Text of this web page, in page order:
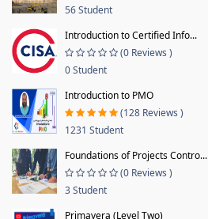
56 Student
Introduction to Certified Info...
(0 Reviews )
0 Student
Introduction to PMO
(128 Reviews )
1231 Student
Foundations of Projects Contro...
(0 Reviews )
3 Student
Primavera (Level Two)